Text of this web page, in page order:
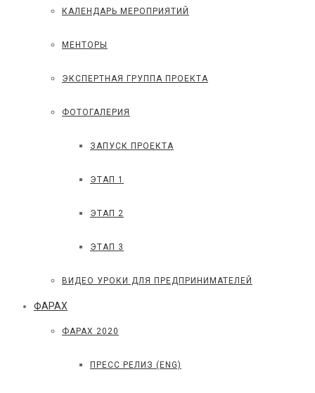
КАЛЕНДАРЬ МЕРОПРИЯТИЙ
МЕНТОРЫ
ЭКСПЕРТНАЯ ГРУППА ПРОЕКТА
ФОТОГАЛЕРИЯ
ЗАПУСК ПРОЕКТА
ЭТАП 1
ЭТАП 2
ЭТАП 3
ВИДЕО УРОКИ ДЛЯ ПРЕДПРИНИМАТЕЛЕЙ
ФАРАХ
ФАРАХ 2020
ПРЕСС РЕЛИЗ (ENG)